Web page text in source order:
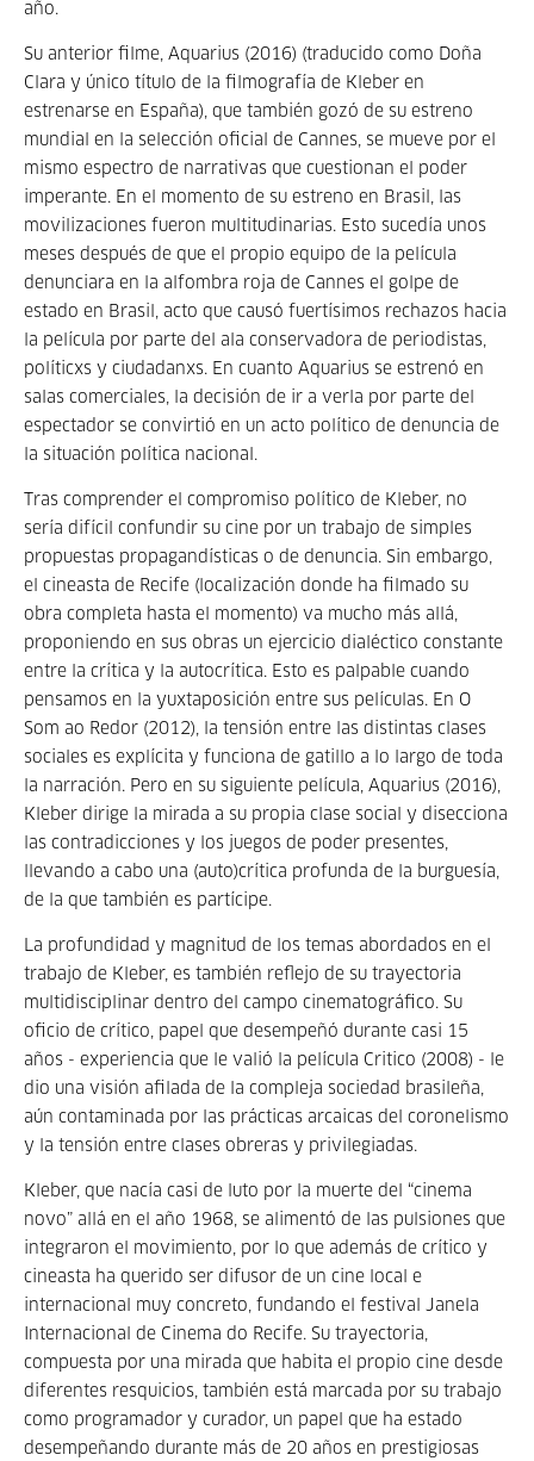
año.
Su anterior filme, Aquarius (2016) (traducido como Doña
Clara y único título de la filmografía de Kleber en
estrenarse en España), que también gozó de su estreno
mundial en la selección oficial de Cannes, se mueve por el
mismo espectro de narrativas que cuestionan el poder
imperante. En el momento de su estreno en Brasil, las
movilizaciones fueron multitudinarias. Esto sucedía unos
meses después de que el propio equipo de la película
denunciara en la alfombra roja de Cannes el golpe de
estado en Brasil, acto que causó fuertísimos rechazos hacia
la película por parte del ala conservadora de periodistas,
políticxs y ciudadanxs. En cuanto Aquarius se estrenó en
salas comerciales, la decisión de ir a verla por parte del
espectador se convirtió en un acto político de denuncia de
la situación política nacional.
Tras comprender el compromiso político de Kleber, no
sería difícil confundir su cine por un trabajo de simples
propuestas propagandísticas o de denuncia. Sin embargo,
el cineasta de Recife (localización donde ha filmado su
obra completa hasta el momento) va mucho más allá,
proponiendo en sus obras un ejercicio dialéctico constante
entre la crítica y la autocrítica. Esto es palpable cuando
pensamos en la yuxtaposición entre sus películas. En O
Som ao Redor (2012), la tensión entre las distintas clases
sociales es explícita y funciona de gatillo a lo largo de toda
la narración. Pero en su siguiente película, Aquarius (2016),
Kleber dirige la mirada a su propia clase social y disecciona
las contradicciones y los juegos de poder presentes,
llevando a cabo una (auto)crítica profunda de la burguesía,
de la que también es partícipe.
La profundidad y magnitud de los temas abordados en el
trabajo de Kleber, es también reflejo de su trayectoria
multidisciplinar dentro del campo cinematográfico. Su
oficio de crítico, papel que desempeñó durante casi 15
años - experiencia que le valió la película Critico (2008) - le
dio una visión afilada de la compleja sociedad brasileña,
aún contaminada por las prácticas arcaicas del coronelismo
y la tensión entre clases obreras y privilegiadas.
Kleber, que nacía casi de luto por la muerte del “cinema
novo” allá en el año 1968, se alimentó de las pulsiones que
integraron el movimiento, por lo que además de crítico y
cineasta ha querido ser difusor de un cine local e
internacional muy concreto, fundando el festival Janela
Internacional de Cinema do Recife. Su trayectoria,
compuesta por una mirada que habita el propio cine desde
diferentes resquicios, también está marcada por su trabajo
como programador y curador, un papel que ha estado
desempeñando durante más de 20 años en prestigiosas